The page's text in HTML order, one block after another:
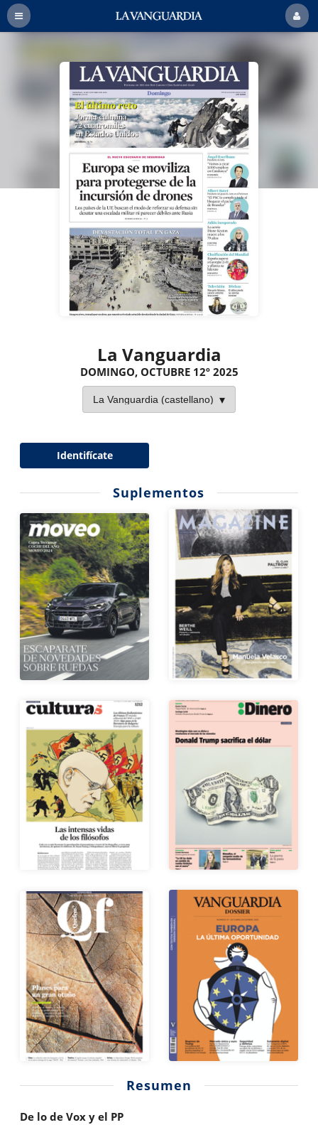
La Vanguardia
DOMINGO, OCTUBRE 12º 2025
Identifícate
Suplementos
Resumen
De lo de Vox y el PP